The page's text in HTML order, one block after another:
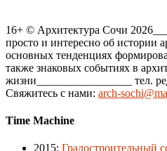
16+ © Архитектура Сочи
просто и интересно об истории
основных тенденциях
также знаковых событиях в
жизни_________________ тел.
Свяжитесь с нами: arch-
Time Machine
2015: Градостроительный